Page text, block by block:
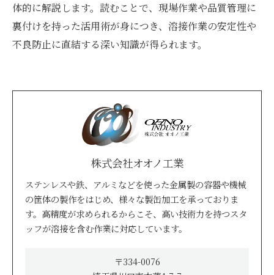
体的に解説します。読むことで、現場作業や品質管理に
裏付けを持った活用術が身につき、溶接作業の安定性や
不良防止に直結する深い知識が得られます。
株式会社オオノ工業
ステンレスや鉄、アルミなどを使った金属製の容器や機械
の筐体の製作をはじめ、様々な製缶加工を承っておりま
す。高精度が求められるからこそ、高い技術力を持つスタ
ッフが溶接を含む作業に対応しています。
〒334-0076